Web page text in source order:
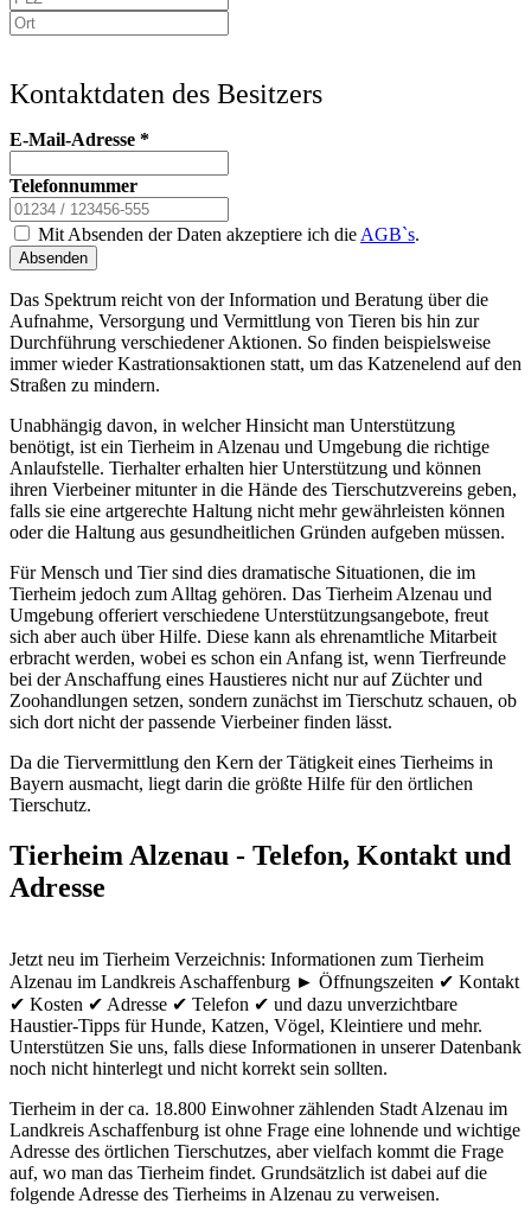
Kontaktdaten des Besitzers
E-Mail-Adresse *
Telefonnummer
Mit Absenden der Daten akzeptiere ich die AGB`s.
Absenden
Das Spektrum reicht von der Information und Beratung über die
Aufnahme, Versorgung und Vermittlung von Tieren bis hin zur
Durchführung verschiedener Aktionen. So finden beispielsweise
immer wieder Kastrationsaktionen statt, um das Katzenelend auf den
Straßen zu mindern.
Unabhängig davon, in welcher Hinsicht man Unterstützung
benötigt, ist ein Tierheim in Alzenau und Umgebung die richtige
Anlaufstelle. Tierhalter erhalten hier Unterstützung und können
ihren Vierbeiner mitunter in die Hände des Tierschutzvereins geben,
falls sie eine artgerechte Haltung nicht mehr gewährleisten können
oder die Haltung aus gesundheitlichen Gründen aufgeben müssen.
Für Mensch und Tier sind dies dramatische Situationen, die im
Tierheim jedoch zum Alltag gehören. Das Tierheim Alzenau und
Umgebung offeriert verschiedene Unterstützungsangebote, freut
sich aber auch über Hilfe. Diese kann als ehrenamtliche Mitarbeit
erbracht werden, wobei es schon ein Anfang ist, wenn Tierfreunde
bei der Anschaffung eines Haustieres nicht nur auf Züchter und
Zoohandlungen setzen, sondern zunächst im Tierschutz schauen, ob
sich dort nicht der passende Vierbeiner finden lässt.
Da die Tiervermittlung den Kern der Tätigkeit eines Tierheims in
Bayern ausmacht, liegt darin die größte Hilfe für den örtlichen
Tierschutz.
Tierheim Alzenau - Telefon, Kontakt und
Adresse
Jetzt neu im Tierheim Verzeichnis: Informationen zum Tierheim
Alzenau im Landkreis Aschaffenburg ► Öffnungszeiten ✔ Kontakt
✔ Kosten ✔ Adresse ✔ Telefon ✔ und dazu unverzichtbare
Haustier-Tipps für Hunde, Katzen, Vögel, Kleintiere und mehr.
Unterstützen Sie uns, falls diese Informationen in unserer Datenbank
noch nicht hinterlegt und nicht korrekt sein sollten.
Tierheim in der ca. 18.800 Einwohner zählenden Stadt Alzenau im
Landkreis Aschaffenburg ist ohne Frage eine lohnende und wichtige
Adresse des örtlichen Tierschutzes, aber vielfach kommt die Frage
auf, wo man das Tierheim findet. Grundsätzlich ist dabei auf die
folgende Adresse des Tierheims in Alzenau zu verweisen.